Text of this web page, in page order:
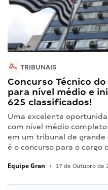
TRIBUNAIS
Concurso Técnico
para nível médio e
625 classificados!
Uma excelente
com nível médio
em um tribunal de grande
é o concurso para o cargo
Equipe Gran • 17 de Outubro de